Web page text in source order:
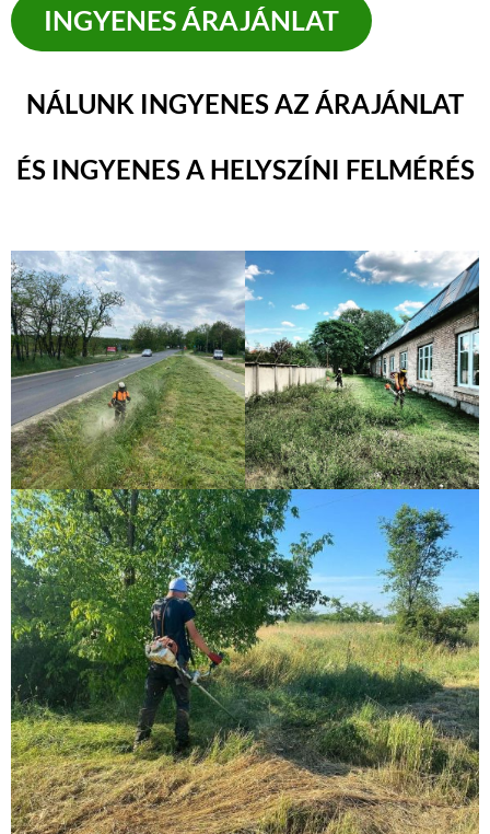
INGYENES ÁRAJÁNLAT
NÁLUNK INGYENES AZ ÁRAJÁNLAT
ÉS INGYENES A HELYSZÍNI FELMÉRÉS